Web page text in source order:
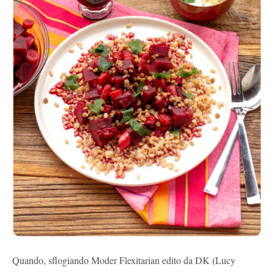
Quando, sflogiando Moder Flexitarian edito da DK (Lucy